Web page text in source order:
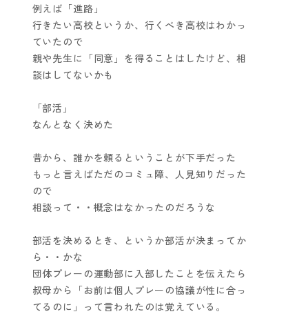
例えば「進路」
行きたい高校というか、行くべき高校はわかっ
ていたので
親や先生に「同意」を得ることはしたけど、相
談はしてないかも
「部活」
なんとなく決めた
昔から、誰かを頼るということが下手だった
もっと言えばただのコミュ障、人見知りだった
ので
相談って・・概念はなかったのだろうな
部活を決めるとき、というか部活が決まってか
ら・・かな
団体プレーの運動部に入部したことを伝えたら
叔母から「お前は個人プレーの協議が性に合っ
てるのに」って言われたのは覚えている。